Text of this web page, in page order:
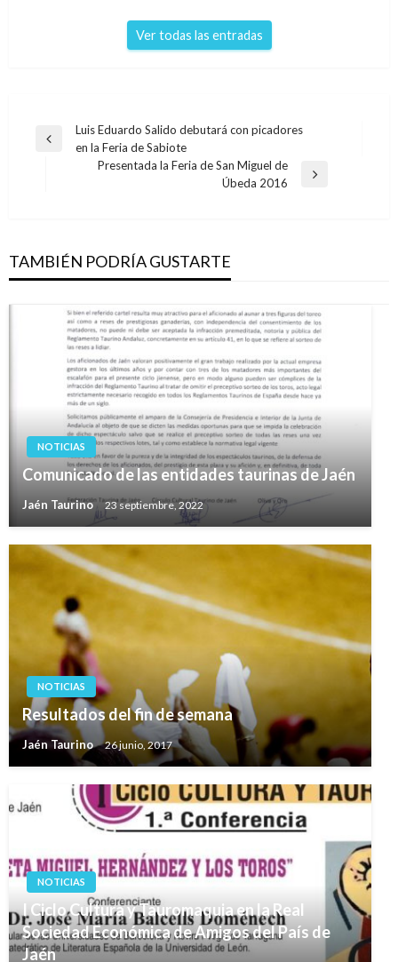
Ver todas las entradas
Navegación
Entrada
Luis Eduardo Salido debutará con picadores
en la Feria de Sabiote
Presentada la Feria de San Miguel de
Úbeda 2016
TAMBIÉN PODRÍA GUSTARTE
NOTICIAS
Comunicado de las entidades taurinas de Jaén
Jaén Taurino 23 septiembre, 2022
NOTICIAS
Resultados del fin de semana
Jaén Taurino 26 junio, 2017
NOTICIAS
I Ciclo Cultura y Tauromaquia en la Real
Sociedad Económica de Amigos del País de
Jaén